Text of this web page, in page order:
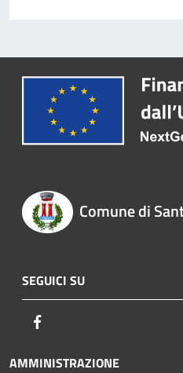
Comune di
SEGUICI SU
AMMINISTRAZIONE